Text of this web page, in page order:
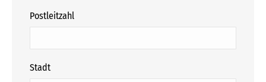
Postleitzahl
Stadt